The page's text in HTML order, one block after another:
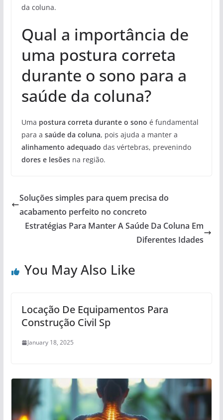
da coluna.
Qual a importância de
uma postura correta
durante o sono para a
saúde da coluna?
Uma postura correta durante o sono é fundamental
para a saúde da coluna, pois ajuda a manter a
alinhamento adequado das vértebras, prevenindo
dores e lesõesna região.
Soluções simples para quem precisa do
acabamento perfeito no concreto
Estratégias Para Manter A Saúde Da Coluna Em
Diferentes Idades
You May Also Like
Locação De Equipamentos Para
Construção Civil Sp
January 18, 2025